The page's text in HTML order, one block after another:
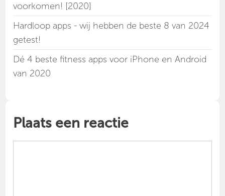
voorkomen! [2020]
Hardloop apps - wij hebben de beste 8 van 2024
getest!
Dé 4 beste fitness apps voor iPhone en Android
van 2020
Plaats een reactie